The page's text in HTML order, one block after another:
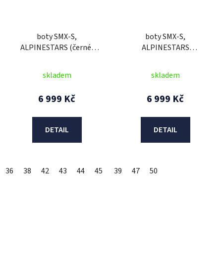
boty SMX-S,
ALPINESTARS (černé)
skladem
6 999 Kč
DETAIL
36 38 42 43 44 45 48 49
boty SMX-S,
ALPINESTARS
skladem
6 999 Kč
DETAIL
39 47 50